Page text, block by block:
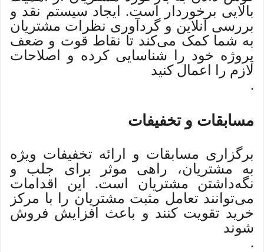
بالایی برخوردار است. ایجاد سیستم نقد و
بررسی آنلاین و گردآوری نظرات مشتریان
به شما کمک می‌کند تا نقاط قوت و ضعف
پروژه خود را شناسایی کرده و اصلاحات
لازم را اعمال کنید
.
مسابقات و تخفیفات
برگزاری مسابقات و ارائه تخفیفات ویژه
به مشتریان، راهی موثر برای جلب و
نگه‌داشتن مشتریان است. این اقدامات
می‌توانند تعامل مثبت مشتریان را با مرکز
خرید تقویت کنند و باعث افزایش فروش
شوند
.